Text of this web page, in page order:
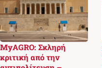
MyAGRO: Σκληρή
κριτική από την